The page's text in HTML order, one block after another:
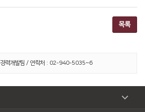
목록
경력개발팀 / 연락처 : 02-940-5035~6